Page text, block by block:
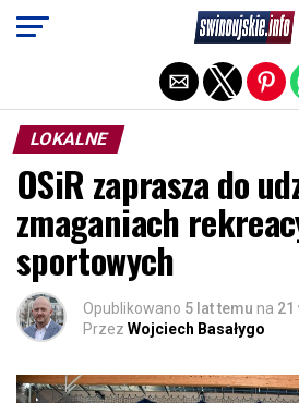
LOKALNE
OSiR zaprasza do
zmaganiach
sportowych
Opublikowano 5 lat temu na 21
Przez Wojciech Basałygo
Exit mobile